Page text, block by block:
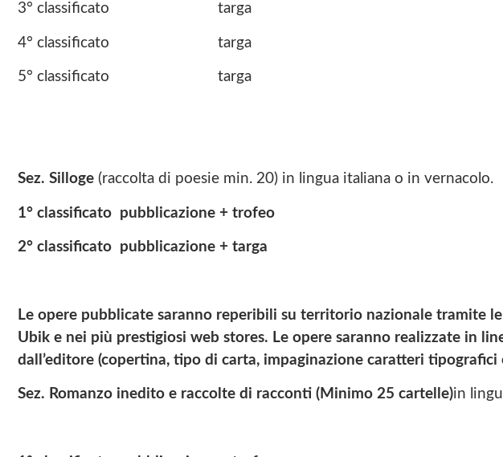
3° classificato targa
4° classificato targa
5° classificato targa
Sez. Silloge (raccolta di poesie min. 20) in lingua italiana o in vernacolo.
1° classificato pubblicazione + trofeo
2° classificato pubblicazione + targa
Le opere pubblicate saranno reperibili su territorio nazionale tramite
Ubik e nei più prestigiosi web stores. Le opere saranno realizzate in
dall’editore (copertina, tipo di carta, impaginazione caratteri tipografici
Sez. Romanzo inedito e raccolte di racconti (Minimo 25 cartelle)in